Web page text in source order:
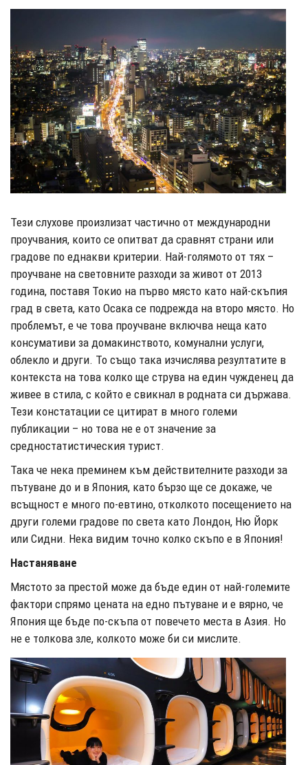
Тези слухове произлизат частично от международни
проучвания, които се опитват да сравнят страни или
градове по еднакви критерии. Най-голямото от тях –
проучване на световните разходи за живот от 2013
година, поставя Токио на първо място като най-скъпия
град в света, като Осака се подрежда на второ място. Но
проблемът, е че това проучване включва неща като
консумативи за домакинството, комунални услуги,
облекло и други. То също така изчислява резултатите в
контекста на това колко ще струва на един чужденец да
живее в стила, с който е свикнал в родната си държава.
Тези констатации се цитират в много големи
публикации – но това не е от значение за
средностатистическия турист.
Така че нека преминем към действителните разходи за
пътуване до и в Япония, като бързо ще се докаже, че
всъщност е много по-евтино, отколкото посещението на
други големи градове по света като Лондон, Ню Йорк
или Сидни. Нека видим точно колко скъпо е в Япония!
Настаняване
Мястото за престой може да бъде един от най-големите
фактори спрямо цената на едно пътуване и е вярно, че
Япония ще бъде по-скъпа от повечето места в Азия. Но
не е толкова зле, колкото може би си мислите.